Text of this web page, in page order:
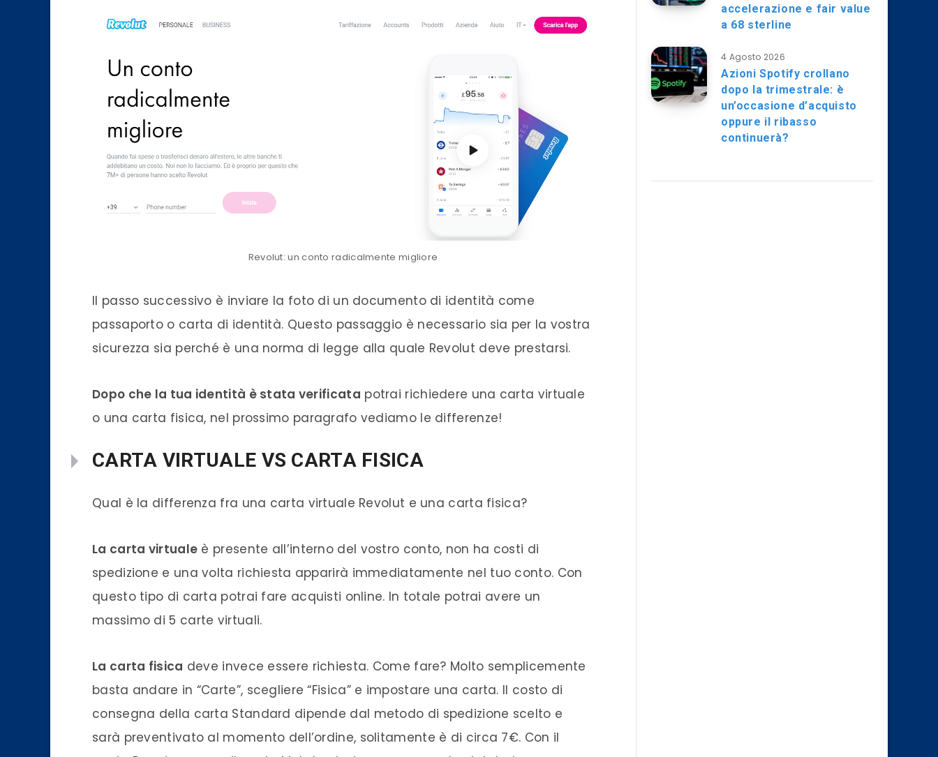
Revolut: un conto radicalmente migliore
Il passo successivo è inviare la foto di un documento di identità come
passaporto o carta di identità. Questo passaggio è necessario sia per la vostra
sicurezza sia perché è una norma di legge alla quale Revolut deve prestarsi.
Dopo che la tua identità è stata verificata potrai richiedere una carta virtuale
o una carta fisica, nel prossimo paragrafo vediamo le differenze!
CARTA VIRTUALE VS CARTA FISICA
Qual è la differenza fra una carta virtuale Revolut e una carta fisica?
La carta virtuale è presente all’interno del vostro conto, non ha costi di
spedizione e una volta richiesta apparirà immediatamente nel tuo conto. Con
questo tipo di carta potrai fare acquisti online. In totale potrai avere un
massimo di 5 carte virtuali.
La carta fisica deve invece essere richiesta. Come fare? Molto semplicemente
basta andare in “Carte”, scegliere “Fisica” e impostare una carta. Il costo di
consegna della carta Standard dipende dal metodo di spedizione scelto e
sarà preventivato al momento dell’ordine, solitamente è di circa 7€. Con il
accelerazione e fair value
a 68 sterline
4 Agosto 2026
Azioni Spotify crollano
dopo la trimestrale: è
un’occasione d’acquisto
oppure il ribasso
continuerà?